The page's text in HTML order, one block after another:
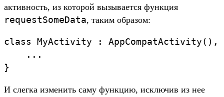
активность, из которой вызывается функция
requestSomeData, таким образом:
class MyActivity : AppCompatActivity(),
    ...
И слегка изменить саму функцию, исключив из нее